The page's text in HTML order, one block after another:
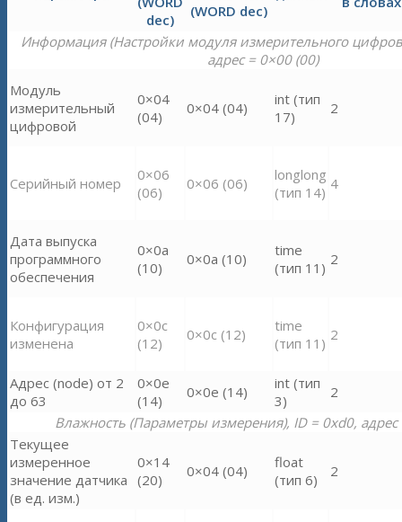
dec)
(WORD dec)
Информация (Настройки модуля измерительного
адрес = 0×00 (00)
Модуль
измерительный
цифровой
0×04
(04)
0×04 (04)
int (тип
17)
2
Серийный номер
0×06
(06)
0×06 (06)
longlong
(тип 14) 4
Дата выпуска
программного
обеспечения
0×0a
(10)
0×0a (10)
time
(тип 11) 2
Конфигурация
изменена
0×0c
(12)
0×0c (12)
time
(тип 11) 2
Адрес (node) от 2
до 63
0×0e
(14)
0×0e (14)
int (тип
3)
2
Влажность (Параметры измерения), ID = 0xd0, адрес
Текущее
измеренное
значение датчика
(в ед. изм.)
0×14
(20)
0×04 (04)
float
(тип 6)
2